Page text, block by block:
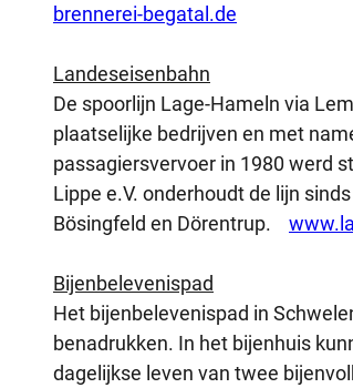
brennerei-begatal.de
Landeseisenbahn
De spoorlijn Lage-Hameln via
plaatselijke bedrijven en met
passagiersvervoer in 1980 werd
Lippe e.V. onderhoudt de lijn
Bösingfeld en Dörentrup.
Bijenbelevenispad
Het bijenbelevenispad in
benadrukken. In het bijenhuis
dagelijkse leven van twee